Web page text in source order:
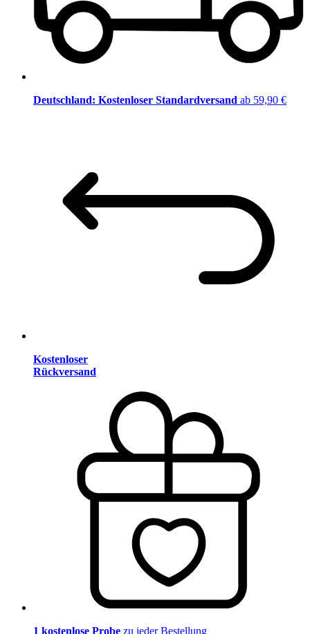
Deutschland: Kostenloser Standardversand ab 59,90 €
Kostenloser
Rückversand
1 kostenlose Probe zu jeder Bestellung